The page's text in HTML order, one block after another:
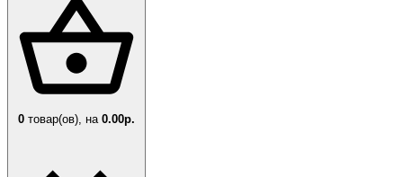
0 товар(ов), на 0.00р.